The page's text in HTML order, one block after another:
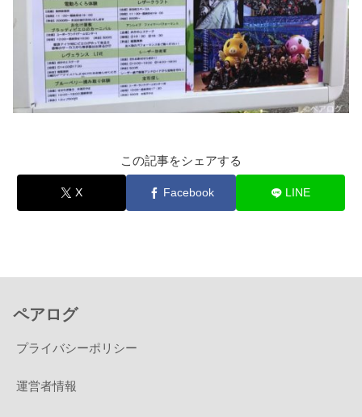
この記事をシェアする
X Facebook LINE
ペアログ
プライバシーポリシー
運営者情報